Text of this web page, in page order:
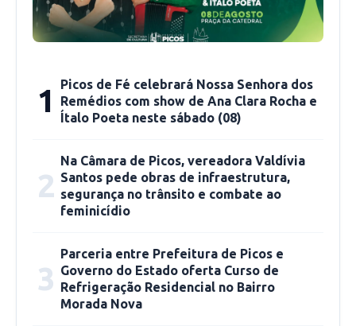
As dúvidas sobre a inscrição podem ser tiradas
através dos telefones: (89) 9 9414-6155 e (89)
9 9467-2013.
1
Picos de Fé celebrará Nossa Senhora dos
Remédios com show de Ana Clara Rocha e
Ítalo Poeta neste sábado (08)
2
Na Câmara de Picos, vereadora Valdívia
Santos pede obras de infraestrutura,
segurança no trânsito e combate ao
feminicídio
3
Parceria entre Prefeitura de Picos e
Governo do Estado oferta Curso de
Refrigeração Residencial no Bairro
Morada Nova